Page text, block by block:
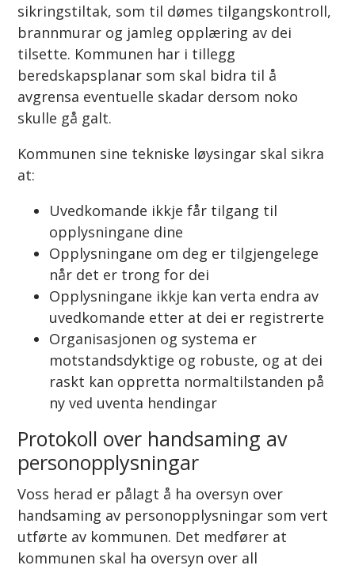
sikringstiltak, som til dømes tilgangskontroll,
brannmurar og jamleg opplæring av dei
tilsette. Kommunen har i tillegg
beredskapsplanar som skal bidra til å
avgrensa eventuelle skadar dersom noko
skulle gå galt.
Kommunen sine tekniske løysingar skal sikra
at:
Uvedkomande ikkje får tilgang til
opplysningane dine
Opplysningane om deg er tilgjengelege
når det er trong for dei
Opplysningane ikkje kan verta endra av
uvedkomande etter at dei er registrerte
Organisasjonen og systema er
motstandsdyktige og robuste, og at dei
raskt kan oppretta normaltilstanden på
ny ved uventa hendingar
Protokoll over handsaming av
personopplysningar
Voss herad er pålagt å ha oversyn over
handsaming av personopplysningar som vert
utførte av kommunen. Det medfører at
kommunen skal ha oversyn over all